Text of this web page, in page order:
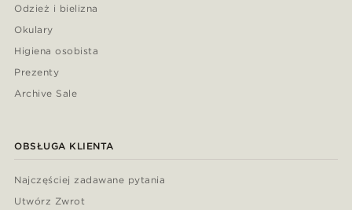
Odzież i bielizna
Okulary
Higiena osobista
Prezenty
Archive Sale
OBSŁUGA KLIENTA
Najczęściej zadawane pytania
Utwórz Zwrot